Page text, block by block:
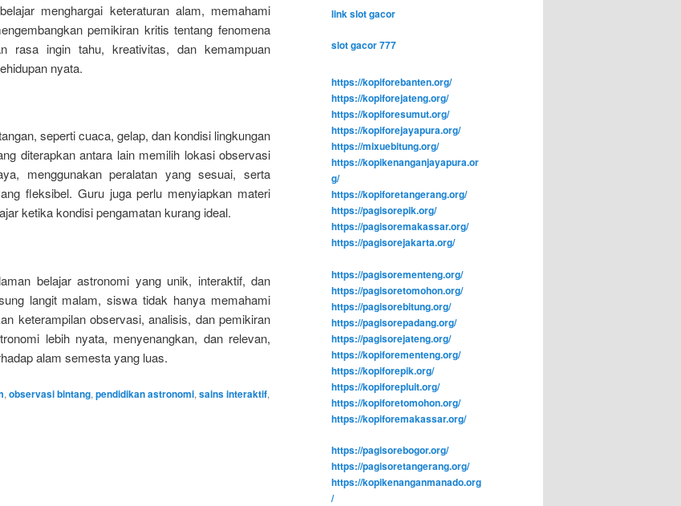
menghargai keteraturan alam, memahami
pemikiran kritis tentang fenomena
rasa ingin tahu, kreativitas, dan kemampuan
nyata.
seperti cuaca, gelap, dan kondisi lingkungan
diterapkan antara lain memilih lokasi observasi
menggunakan peralatan yang sesuai, serta
fleksibel. Guru juga perlu menyiapkan materi
ketika kondisi pengamatan kurang ideal.
belajar astronomi yang unik, interaktif, dan
langit malam, siswa tidak hanya memahami
keterampilan observasi, analisis, dan pemikiran
lebih nyata, menyenangkan, dan relevan,
alam semesta yang luas.
, observasi bintang, pendidikan astronomi, sains interaktif,
link slot gacor
slot gacor 777
https://kopiforebanten.org/
https://kopiforejateng.org/
https://kopiforesumut.org/
https://kopiforejayapura.org/
https://mixuebitung.org/
https://kopikenanganjayapura.or
g/
https://kopiforetangerang.org/
https://pagisorepik.org/
https://pagisoremakassar.org/
https://pagisorejakarta.org/
https://pagisorementeng.org/
https://pagisoretomohon.org/
https://pagisorebitung.org/
https://pagisorepadang.org/
https://pagisorejateng.org/
https://kopiforementeng.org/
https://kopiforepik.org/
https://kopiforepluit.org/
https://kopiforetomohon.org/
https://kopiforemakassar.org/
https://pagisorebogor.org/
https://pagisoretangerang.org/
https://kopikenanganmanado.org
/